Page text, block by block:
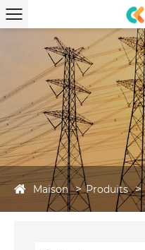
Maison Produits